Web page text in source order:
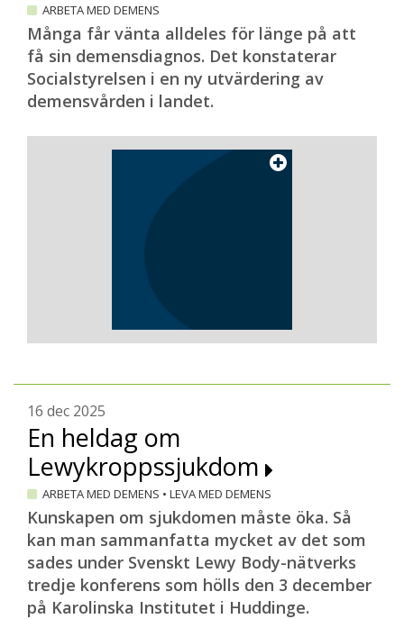
ARBETA MED DEMENS
Många får vänta alldeles för länge på att
få sin demensdiagnos. Det konstaterar
Socialstyrelsen i en ny utvärdering av
demensvården i landet.
16 dec 2025
En heldag om
Lewykroppssjukdom
ARBETA MED DEMENS • LEVA MED DEMENS
Kunskapen om sjukdomen måste öka. Så
kan man sammanfatta mycket av det som
sades under Svenskt Lewy Body-nätverks
tredje konferens som hölls den 3 december
på Karolinska Institutet i Huddinge.